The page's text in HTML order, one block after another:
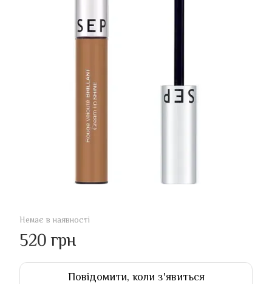
Немає в наявності
520 грн
Повідомити, коли з'явиться